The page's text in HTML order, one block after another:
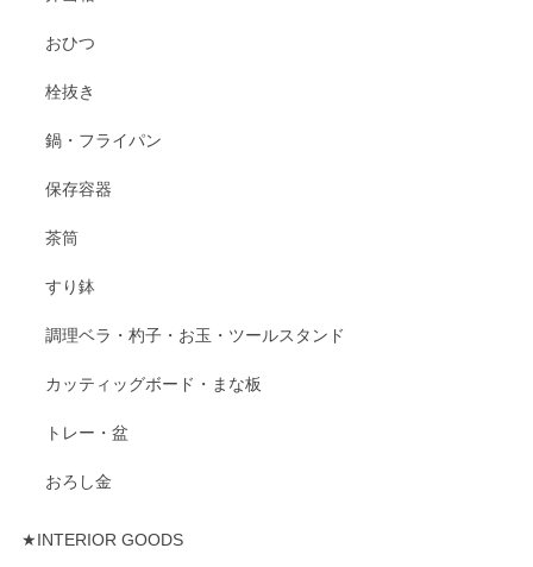
おひつ
栓抜き
鍋・フライパン
保存容器
茶筒
すり鉢
調理ベラ・杓子・お玉・ツールスタンド
カッティッグボード・まな板
トレー・盆
おろし金
★INTERIOR GOODS